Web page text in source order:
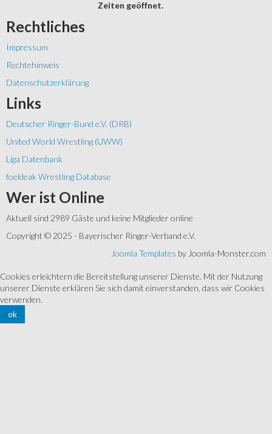
Zeiten geöffnet.
Rechtliches
Impressum
Rechtehinweis
Datenschutzerklärung
Links
Deutscher Ringer-Bund e.V. (DRB)
United World Wrestling (UWW)
Liga Datenbank
foeldeak Wrestling Database
Wer ist Online
Aktuell sind 2989 Gäste und keine Mitglieder online
Copyright © 2025 - Bayerischer Ringer-Verband e.V.
Joomla Templates by Joomla-Monster.com
Cookies erleichtern die Bereitstellung unserer Dienste. Mit der Nutzung
unserer Dienste erklären Sie sich damit einverstanden, dass wir Cookies
verwenden.
ok